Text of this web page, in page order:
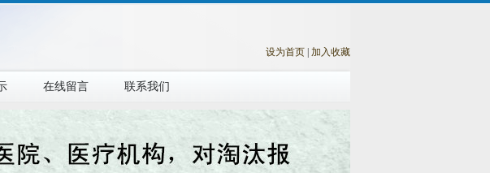
设为首页 加入收藏
在线留言 联系我们